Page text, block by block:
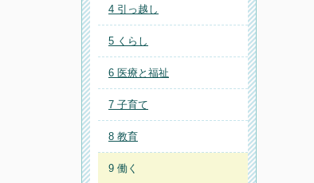
4 引っ越し
5 くらし
6 医療と福祉
7 子育て
8 教育
9 働く